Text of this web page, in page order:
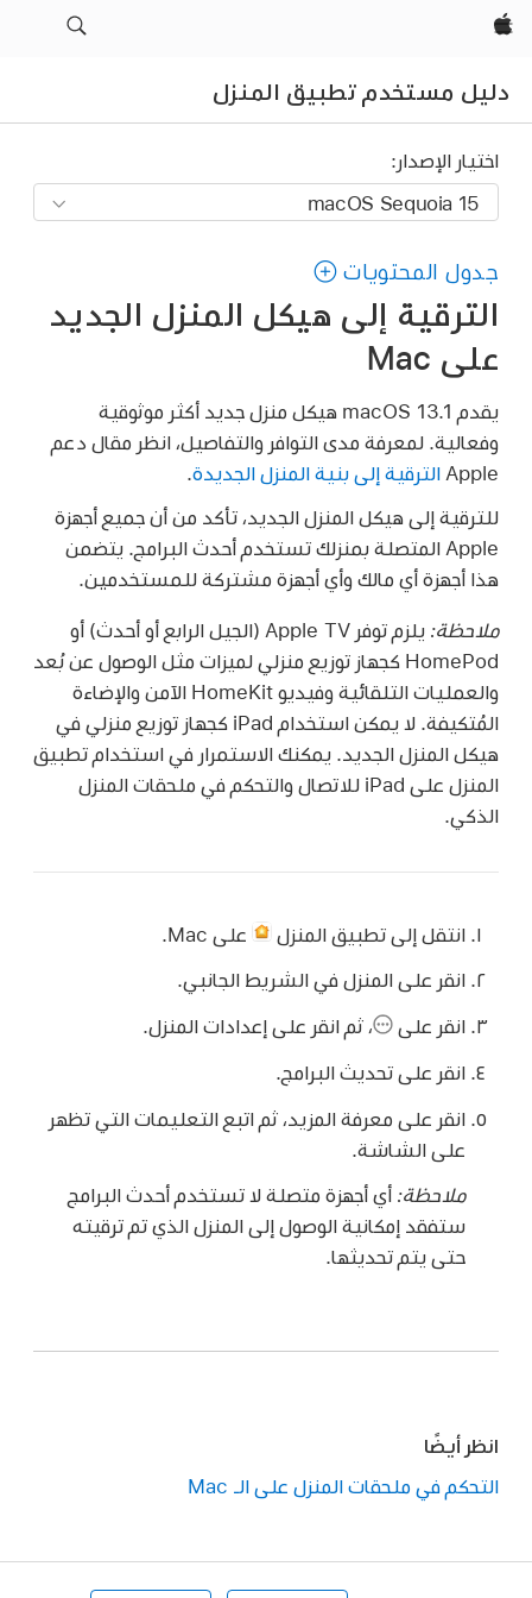
Apple‏
دليل مستخدم تطبيق المنزل
اختيار الإصدار:
جدول المحتويات
الترقية إلى هيكل المنزل الجديد
على Mac
يقدم macOS 13.1 هيكل منزل جديد أكثر موثوقية
وفعالية. لمعرفة مدى التوافر والتفاصيل، انظر مقال دعم
Apple الترقية إلى بنية المنزل الجديدة
للترقية إلى هيكل المنزل الجديد، تأكد من أن جميع أجهزة
Apple المتصلة بمنزلك تستخدم أحدث البرامج. يتضمن
هذا أجهزة أي مالك وأي أجهزة مشتركة للمستخدمين.
ملاحظة:
يلزم توفر Apple TV (الجيل الرابع أو أحدث) أو
HomePod كجهاز توزيع منزلي لميزات مثل الوصول عن بُعد
والعمليات التلقائية وفيديو HomeKit الآمن والإضاءة
المُتكيفة. لا يمكن استخدام iPad كجهاز توزيع منزلي في
هيكل المنزل الجديد. يمكنك الاستمرار في استخدام تطبيق
المنزل على iPad للاتصال والتحكم في ملحقات المنزل
الذكي.
انتقل إلى تطبيق المنزل على Mac.
انقر على المنزل في الشريط الجانبي.
انقر على ،ثم انقر على إعدادات المنزل.
انقر على تحديث البرامج.
انقر على معرفة المزيد، ثم اتبع التعليمات التي تظهر
على الشاشة.
ملاحظة: أي أجهزة متصلة لا تستخدم أحدث البرامج
ستفقد إمكانية الوصول إلى المنزل الذي تم ترقيته
حتى يتم تحديثها.
انظر أيضًا
التحكم في ملحقات المنزل على الـ Mac